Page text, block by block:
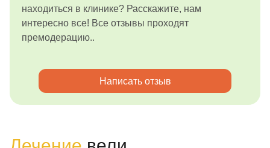
находиться в клинике? Расскажите, нам
интересно все! Все отзывы проходят
премодерацию..
Написать отзыв